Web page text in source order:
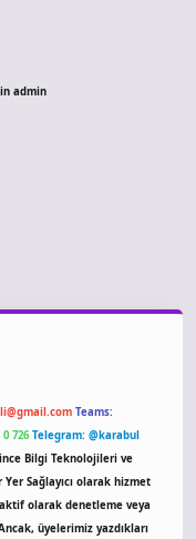
admin
Teams:
726 Telegram: @karabul
Bilgi Teknolojileri ve
Sağlayıcı olarak hizmet
olarak denetleme veya
üyelerimiz yazdıkları